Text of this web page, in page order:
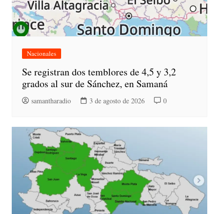
Nacionales
Se registran dos temblores de 4,5 y 3,2
grados al sur de Sánchez, en Samaná
samantharadio 3 de agosto de 2026 0